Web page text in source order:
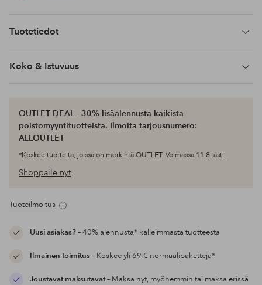
Tuotetiedot
Koko & Istuvuus
OUTLET DEAL - 30% lisäalennusta kaikista
poistomyyntituotteista. Ilmoita tarjousnumero:
ALLOUTLET
*Koskee tuotteita, joissa on merkintä OUTLET. Voimassa 11.8. asti.
Shoppaile nyt
Tuoteilmoitus
Uusi asiakas?– 40% alennusta* kalleimmasta tuotteesta
Ilmainen toimitus– Koskee yli 69 € normaalipaketteja*
Joustavat maksutavat– Maksa nyt, myöhemmin tai maksa erissä